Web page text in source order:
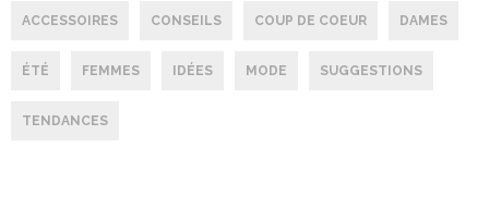
ACCESSOIRES CONSEILS COUP DE COEUR DAMES
ÉTÉ FEMMES IDÉES MODE SUGGESTIONS
TENDANCES